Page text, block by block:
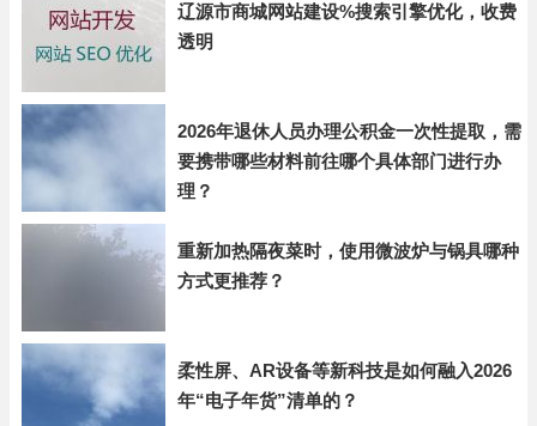
辽源市商城网站建设%搜索引擎优化，收费
透明
2026年退休人员办理公积金一次性提取，需
要携带哪些材料前往哪个具体部门进行办
理？
重新加热隔夜菜时，使用微波炉与锅具哪种
方式更推荐？
柔性屏、AR设备等新科技是如何融入2026
年“电子年货”清单的？